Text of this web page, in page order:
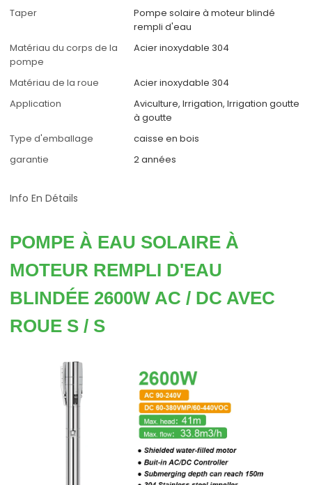
Taper
Pompe solaire à moteur blindé
rempli d'eau
Matériau du corps de la
pompe
Acier inoxydable 304
Matériau de la roue
Acier inoxydable 304
Application
Aviculture, Irrigation, Irrigation goutte
à goutte
Type d'emballage
caisse en bois
garantie
2 années
Info En Détails
POMPE À EAU SOLAIRE À
MOTEUR REMPLI D'EAU
BLINDÉE 2600W AC / DC AVEC
ROUE S / S